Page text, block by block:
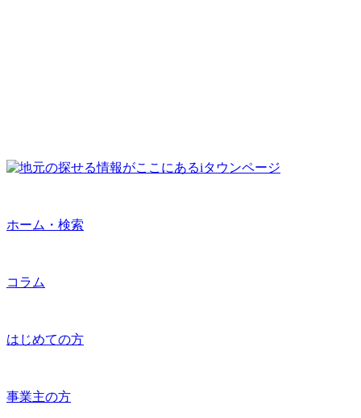
ホーム・検索
コラム
はじめての方
事業主の方